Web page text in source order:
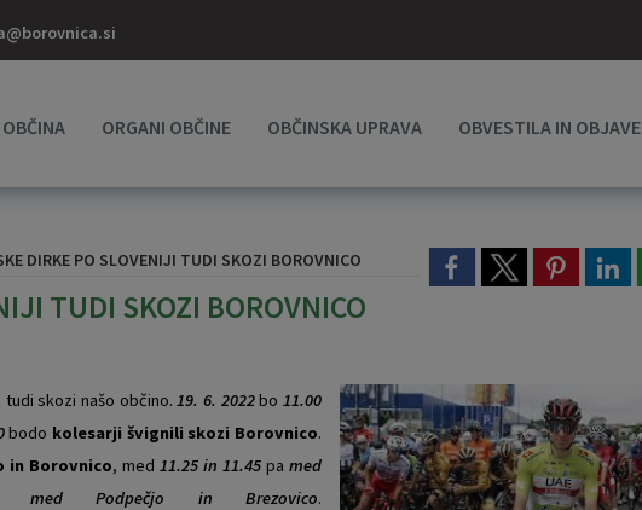
OBČINA ORGANI OBČINE OBČINSKA UPRAVA OBVESTILA IN OBJAVE
DIRKE PO SLOVENIJI TUDI SKOZI BOROVNICO
TUDI SKOZI BOROVNICO
skozi našo občino. 19. 6. 2022bo11.00
bodo kolesarji švignili skozi Borovnico.
in Borovnico, med 11.25 in 11.45 pa med
med Podpečjo in Brezovico.